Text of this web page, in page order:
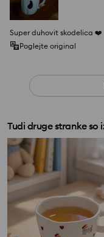
Super duhovit skodelica ❤️
Poglejte original
Tudi druge stranke so